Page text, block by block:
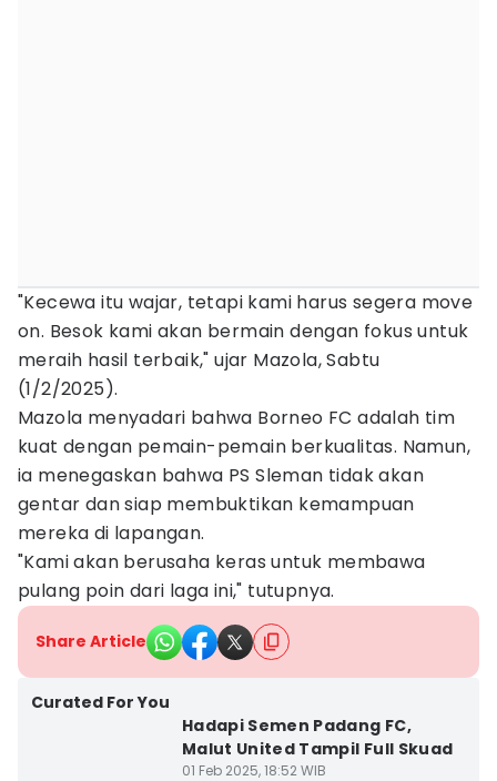
"Kecewa itu wajar, tetapi kami harus segera move
on. Besok kami akan bermain dengan fokus untuk
meraih hasil terbaik," ujar Mazola, Sabtu
(1/2/2025).
Mazola menyadari bahwa Borneo FC adalah tim
kuat dengan pemain-pemain berkualitas. Namun,
ia menegaskan bahwa PS Sleman tidak akan
gentar dan siap membuktikan kemampuan
mereka di lapangan.
"Kami akan berusaha keras untuk membawa
pulang poin dari laga ini," tutupnya.
Share Article
Curated For You
Hadapi Semen Padang FC,
Malut United Tampil Full Skuad
01 Feb 2025, 18:52 WIB